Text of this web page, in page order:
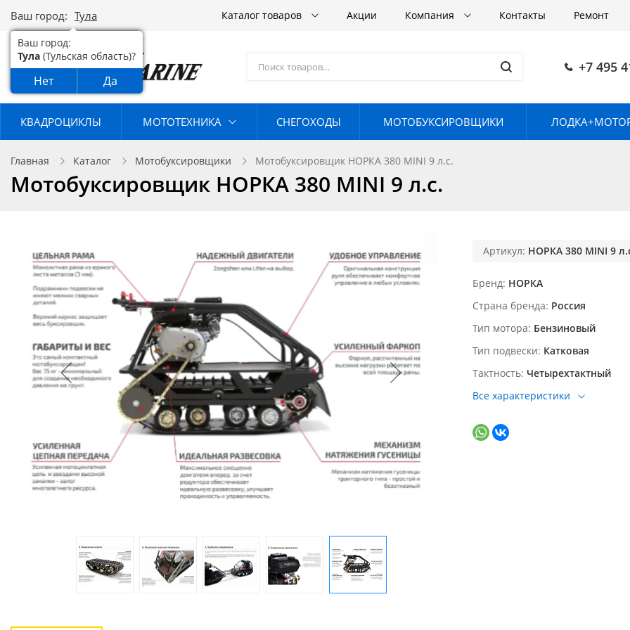
Ваш город: Тула
Ваш город:
Тула (Тульская область)?
Нет Да
Каталог товаров Акции Компания Контакты Ремонт
+7 495
КВАДРОЦИКЛЫ МОТОТЕХНИКА СНЕГОХОДЫ МОТОБУКСИРОВЩИКИ
Главная Каталог Мотобуксировщики Мотобуксировщик НОРКА 380 MINI 9 л.с.
Мотобуксировщик НОРКА 380 MINI 9 л.с.
Артикул: НОРКА 380 MINI 9
Бренд НОРКА
Страна бренда Россия
Тип мотора Бензиновый
Тип подвески Катковая
Тактность Четырехтактный
Все характеристики